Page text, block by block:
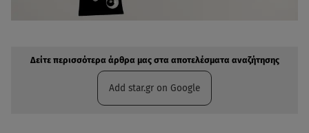
Δείτε περισσότερα άρθρα μας στα αποτελέσματα αναζήτησης
Add star.gr on Google